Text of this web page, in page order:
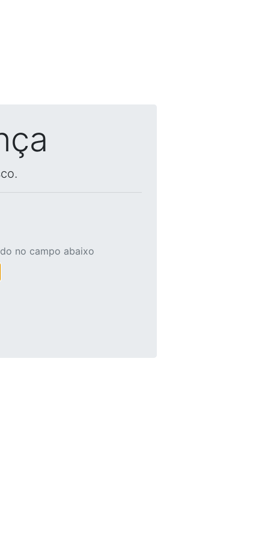
no campo abaixo